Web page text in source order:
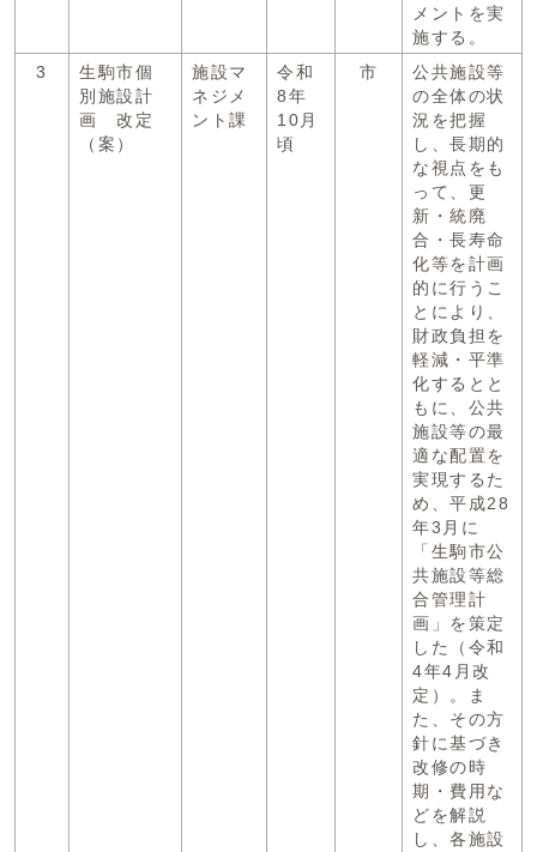
メントを実
施する。
3
生駒市個
別施設計
画 改定
（案）
施設マ
ネジメ
ント課
令和
8年
10月
頃
市
公共施設等
の全体の状
況を把握
し、長期的
な視点をも
って、更
新・統廃
合・長寿命
化等を計画
的に行うこ
とにより、
財政負担を
軽減・平準
化するとと
もに、公共
施設等の最
適な配置を
実現するた
め、平成28
年3月に
「生駒市公
共施設等総
合管理計
画」を策定
した（令和
4年4月改
定）。ま
た、その方
針に基づき
改修の時
期・費用な
どを解説
し、各施設